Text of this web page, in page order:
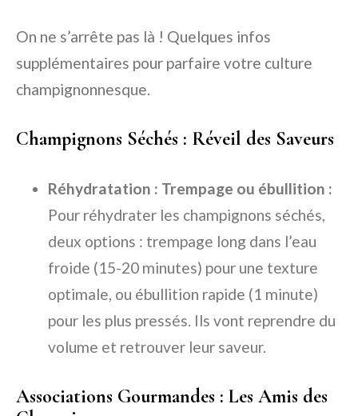
On ne s’arrête pas là ! Quelques infos
supplémentaires pour parfaire votre culture
champignonnesque.
Champignons Séchés : Réveil des Saveurs
Réhydratation : Trempage ou ébullition :
Pour réhydrater les champignons séchés,
deux options : trempage long dans l’eau
froide (15-20 minutes) pour une texture
optimale, ou ébullition rapide (1 minute)
pour les plus pressés. Ils vont reprendre du
volume et retrouver leur saveur.
Associations Gourmandes : Les Amis des